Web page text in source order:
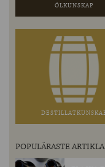
ÖLKUNSKAP
POPULÄRASTE